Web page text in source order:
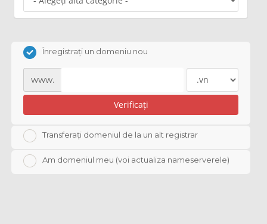
Înregistrați un domeniu nou
www.
Verificați
Transferați domeniul de la un alt registrar
Am domeniul meu (voi actualiza nameserverele)